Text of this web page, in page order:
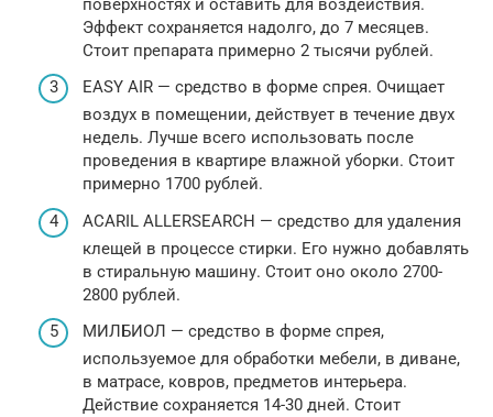
поверхностях и оставить для воздействия.
Эффект сохраняется надолго, до 7 месяцев.
Стоит препарата примерно 2 тысячи рублей.
EASY AIR — средство в форме спрея. Очищает
воздух в помещении, действует в течение двух
недель. Лучше всего использовать после
проведения в квартире влажной уборки. Стоит
примерно 1700 рублей.
ACARIL ALLERSEARCH — средство для удаления
клещей в процессе стирки. Его нужно добавлять
в стиральную машину. Стоит оно около 2700-
2800 рублей.
МИЛБИОЛ — средство в форме спрея,
используемое для обработки мебели, в диване,
в матрасе, ковров, предметов интерьера.
Действие сохраняется 14-30 дней. Стоит